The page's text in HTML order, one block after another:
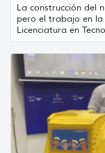
La construcción del
pero el trabajo en
Licenciatura en